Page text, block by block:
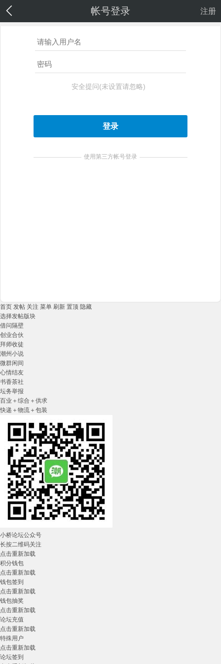
帐号登录 注册
安全提问(未设置请忽略)
登录
使用第三方帐号登录
首页 发帖 关注 菜单 刷新 置顶 隐藏
选择发帖版块
借问隔壁
创业合伙
拜师收徒
潮州小说
微群闲间
心情结友
书香茶社
坛务举报
百业＋综合＋供求
快递＋物流＋包装
小桥论坛公众号
长按二维码关注
点击重新加载
积分钱包
点击重新加载
钱包签到
点击重新加载
钱包抽奖
点击重新加载
论坛充值
点击重新加载
特殊用户
点击重新加载
论坛签到